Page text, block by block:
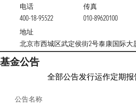
电话
400-18-95522
传真
010-89620100
地址
北京市西城区武定侯街2号泰康国际大
基金公告
全部公告发行运作定期报
公告名称